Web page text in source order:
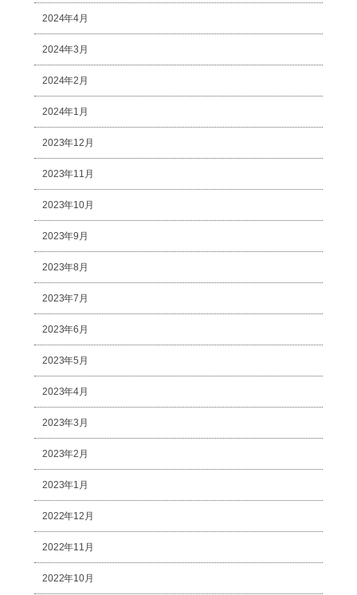
2024年4月
2024年3月
2024年2月
2024年1月
2023年12月
2023年11月
2023年10月
2023年9月
2023年8月
2023年7月
2023年6月
2023年5月
2023年4月
2023年3月
2023年2月
2023年1月
2022年12月
2022年11月
2022年10月